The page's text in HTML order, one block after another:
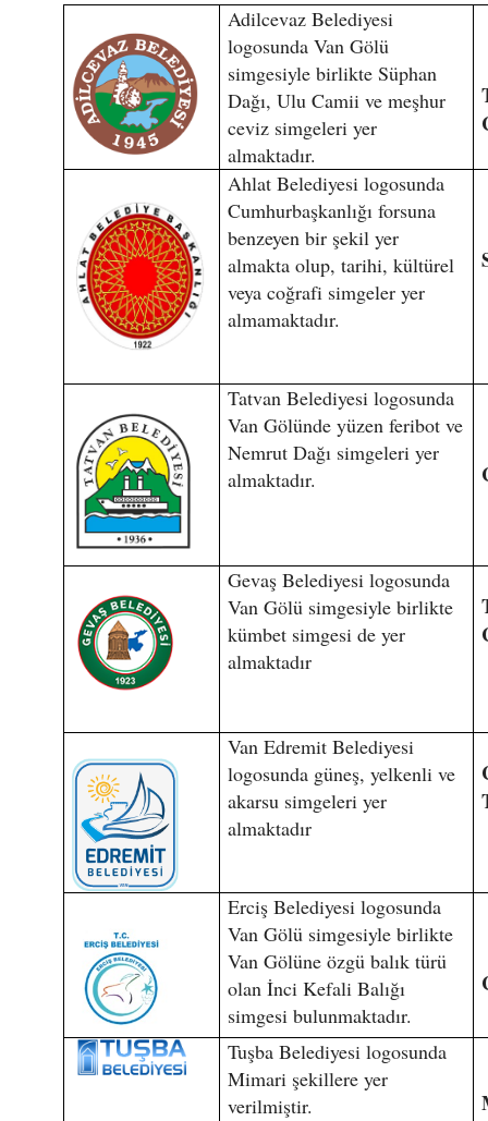
Adilcevaz Belediyesi
logosunda Van Gölü
simgesiyle birlikte Süphan
Dağı, Ulu Camii ve meşhur
ceviz simgeleri yer
almaktadır.
Ahlat Belediyesi logosunda
Cumhurbaşkanlığı forsuna
benzeyen bir şekil yer
almakta olup, tarihi, kültürel
veya coğrafi simgeler yer
almamaktadır.
Tatvan Belediyesi logosunda
Van Gölünde yüzen feribot ve
Nemrut Dağı simgeleri yer
almaktadır.
Gevaş Belediyesi logosunda
Van Gölü simgesiyle birlikte
kümbet simgesi de yer
almaktadır
Van Edremit Belediyesi
logosunda güneş, yelkenli ve
akarsu simgeleri yer
almaktadır
Erciş Belediyesi logosunda
Van Gölü simgesiyle birlikte
Van Gölüne özgü balık türü
olan İnci Kefali Balığı
simgesi bulunmaktadır.
Tuşba Belediyesi logosunda
Mimari şekillere yer
verilmiştir.